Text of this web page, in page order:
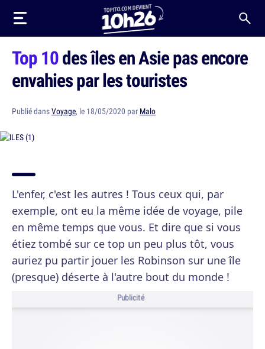
Top 10des îles en Asie pas encore
envahies par les touristes
Publié dansVoyage, le 18/05/2020 par Malo
L'enfer, c'est les autres ! Tous ceux qui, par
exemple, ont eu la même idée de voyage, pile
en même temps que vous. Et dire que si vous
étiez tombé sur ce top un peu plus tôt, vous
auriez pu partir jouer les Robinson sur une île
(presque) déserte à l'autre bout du monde !
Publicité